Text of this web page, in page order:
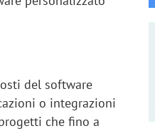
del software
o integrazioni
che fino a